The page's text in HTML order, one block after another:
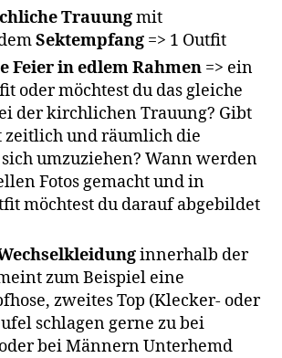
Trauungmit
Sektempfang => 1 Outfit
Feier in edlem Rahmen => ein
oder möchtest du das gleiche
der kirchlichen Trauung? Gibt
zeitlich und räumlich die
umzuziehen? Wann werden
Fotos gemacht und in
möchtest du darauf abgebildet
innerhalb der
zum Beispiel eine
zweites Top (Klecker- oder
schlagen gerne zu bei
bei Männern Unterhemd